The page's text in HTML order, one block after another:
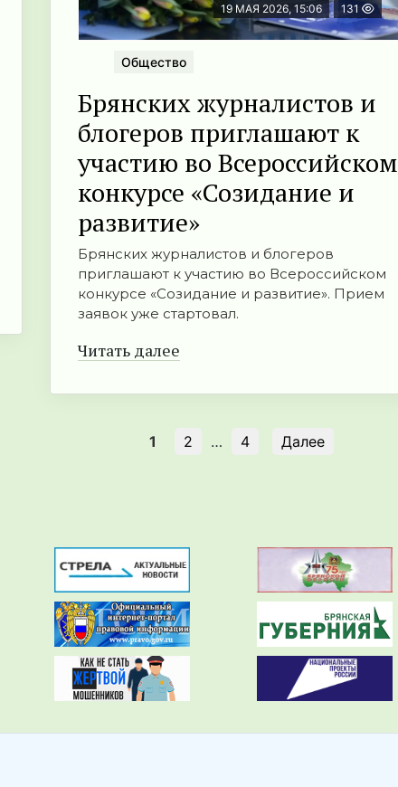
19 МАЯ 2026, 15:06 131
Общество
Брянских журналистов и
блогеров приглашают к
участию во Всероссийском
конкурсе «Созидание и
развитие»
Брянских журналистов и блогеров
приглашают к участию во Всероссийском
конкурсе «Созидание и развитие». Прием
заявок уже стартовал.
Читать далее
1 2 … 4 Далее